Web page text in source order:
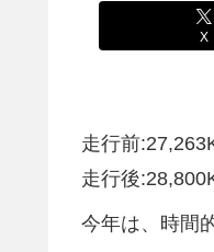
X
走行前
走行後
今年は、時間